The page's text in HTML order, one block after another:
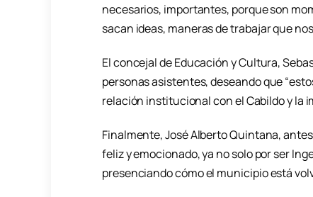
necesarios, importantes, porque son
sacan ideas, maneras de trabajar que
El concejal de Educación y Cultura,
personas asistentes, deseando que
relación institucional con el Cabildo y la
Finalmente, José Alberto Quintana,
feliz y emocionado, ya no solo por ser
presenciando cómo el municipio está